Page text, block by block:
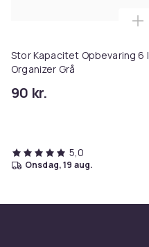
Stor Kapacitet Opbevaring 6 I
Organizer Grå
90 kr.
5,0
onsdag, 19 aug.